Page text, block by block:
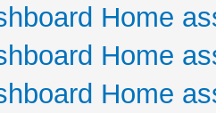
Home
Home
Home